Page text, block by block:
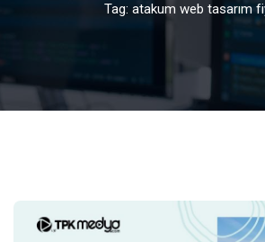
Tag: atakum web tasarım